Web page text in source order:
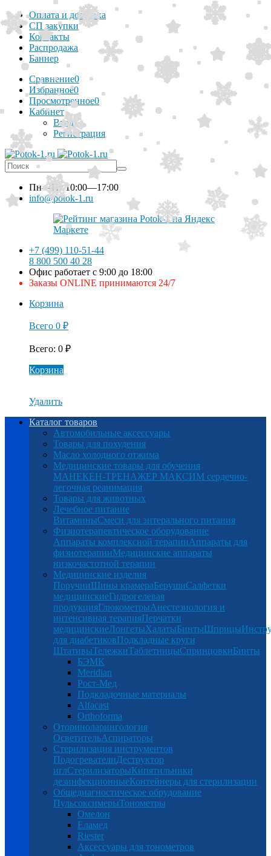
Оплата и доставка
СП закупки
Контакты
Распродажа
Баннер
Сравнение0
Избранное0
Просмотренное0
Кабинет
Вход
Регистрация
Пн—Пт10:00—17:00
info@potok-1.ru
+7 (499) 110-51-44
8 800 500 40 28
Офис работает с 9:00 до 18:00
Заказы ONLINE принимаются 24/7
Корзина
Всего 0 ₽
Всего: 0 ₽
Корзина
Удалить
Каталог товаров
Автомобильные аксессуары
Товары для похудения
Масло холодного отжима
Медицинские товары для обучения
МАНЕКЕН-ТРЕНАЖЕР МАКСИМ сердечно-
легочная реанимация
Товары для животных
Лечебное питание
ВитаминыСмеси для энтерального питания
Физиотерапевтическое оборудование
Аппараты комплексной терапииАппараты для
физиотерапииМедицинские аппараты
низкочастотной терапии
Медицинские изделия
ПоручниШины крамераБерушиСалфетки
медицинскиеГидрогелевая
продукцияГлюкометрыАнестезиология и
интенсивная терапияПерчатки
медицинскиеЛонгетыХалатыБинтыШприцы
для диабетиковПодкладные круги
ШтативыТележкиТаблетницыСпринцовкиБинты
БЭМК
Meridian
Рост-Мед
Подкладочные материалы
Alfacast
Orthoforma
Оториноларингология
ОсветительАспираторы
Стерилизация инструментов
ПодогревателиДеструктор
иглСтерилизаторыКипятильники
дезинфекционныеКонтейнеры для стерилизации
Общедиагностическое обрудование
ПульсоксимерыТонометры
Омелон
Еламед
Riester
Аксессуары для тонометров